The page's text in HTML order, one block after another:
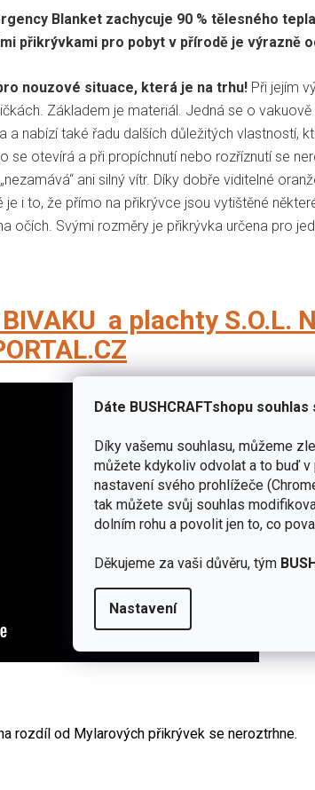
Dáte BUSHCRAFTshopu
Díky vašemu souhlasu, můžeme
můžete kdykoliv odvolat a to buď
nastavení svého prohlížeče
tak můžete svůj souhlas
dolním rohu a povolit jen to, co
Děkujeme za vaši důvěru, tým
Nastavení
Blanket zachycuje 90 % tělesného
přikrývkami pro pobyt v přírodě je výrazně
nouzové situace, která je na trhu! Při jejím
Základem je materiál. Jedná se o
a nabízí také řadu dalších důležitých vlastností,
se otevírá a při propíchnutí nebo rozříznutí se
ani silný vítr. Díky dobře viditelné
i to, že přímo na přikrývce jsou vytištěné
očích. Svými rozměry je přikrývka určena pro
a plachty S.O.L.
rozdíl od Mylarových přikrývek se neroztrhne.